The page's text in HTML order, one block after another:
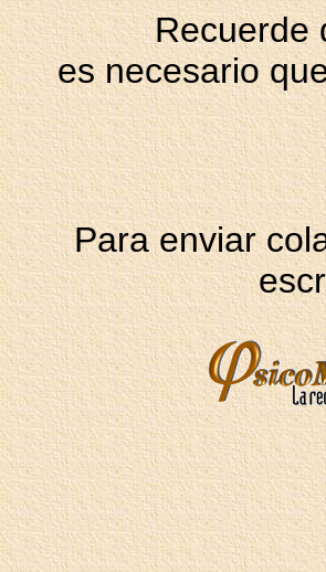
Recuerde
es necesario
Para enviar